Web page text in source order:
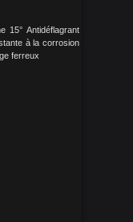
15° Antidéflagrant
à la corrosion
ferreux